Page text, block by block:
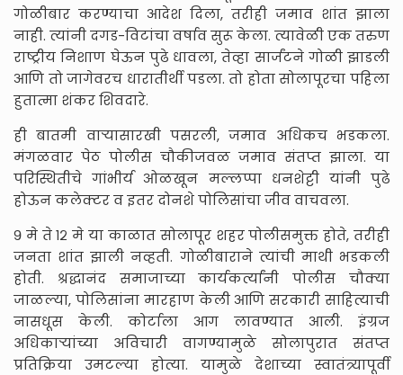
गोळीबार करण्याचा आदेश दिला, तरीही जमाव शांत झाला
नाही. त्यांनी दगड-विटांचा वर्षाव सुरू केला. त्यावेळी एक तरुण
राष्ट्रीय निशाण घेऊन पुढे धावला, तेव्हा सार्जंटने गोळी झाडली
आणि तो जागेवरच धारातीर्थी पडला. तो होता सोलापूरचा पहिला
हुतात्मा शंकर शिवदारे.
ही बातमी वाऱ्यासारखी पसरली, जमाव अधिकच भडकला.
मंगळवार पेठ पोलीस चौकीजवळ जमाव संतप्त झाला. या
परिस्थितीचे गांभीर्य ओळखून मल्लप्पा धनशेट्टी यांनी पुढे
होऊन कलेक्टर व इतर दोनशे पोलिसांचा जीव वाचवला.
९ मे ते १२ मे या काळात सोलापूर शहर पोलीसमुक्त होते, तरीही
जनता शांत झाली नव्हती. गोळीबाराने त्यांची माथी भडकली
होती. श्रद्धानंद समाजाच्या कार्यकर्त्यांनी पोलीस चौक्या
जाळल्या, पोलिसांना मारहाण केली आणि सरकारी साहित्याची
नासधूस केली. कोर्टाला आग लावण्यात आली. इंग्रज
अधिकाऱ्यांच्या अविचारी वागण्यामुळे सोलापुरात संतप्त
प्रतिक्रिया उमटल्या होत्या. यामुळे देशाच्या स्वातंत्र्यापूर्वी